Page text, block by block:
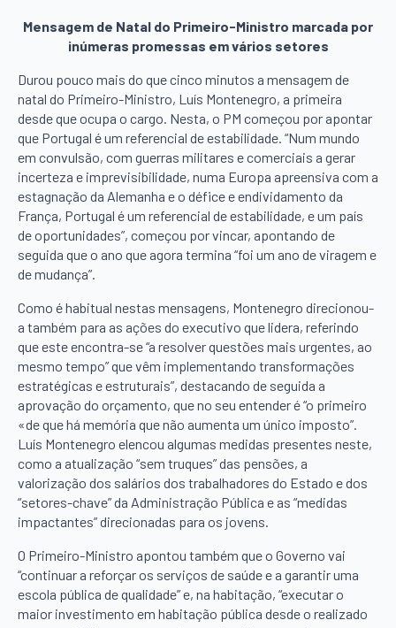
Mensagem de Natal do Primeiro-Ministro marcada por
inúmeras promessas em vários setores
Durou pouco mais do que cinco minutos a mensagem de
natal do Primeiro-Ministro, Luís Montenegro, a primeira
desde que ocupa o cargo. Nesta, o PM começou por apontar
que Portugal é um referencial de estabilidade. “Num mundo
em convulsão, com guerras militares e comerciais a gerar
incerteza e imprevisibilidade, numa Europa apreensiva com a
estagnação da Alemanha e o défice e endividamento da
França, Portugal é um referencial de estabilidade, e um país
de oportunidades”, começou por vincar, apontando de
seguida que o ano que agora termina “foi um ano de viragem e
de mudança”.
Como é habitual nestas mensagens, Montenegro direcionou-
a também para as ações do executivo que lidera, referindo
que este encontra-se “a resolver questões mais urgentes, ao
mesmo tempo” que vêm implementando transformações
estratégicas e estruturais”, destacando de seguida a
aprovação do orçamento, que no seu entender é “o primeiro
«de que há memória que não aumenta um único imposto”.
Luís Montenegro elencou algumas medidas presentes neste,
como a atualização “sem truques” das pensões, a
valorização dos salários dos trabalhadores do Estado e dos
“setores-chave” da Administração Pública e as “medidas
impactantes” direcionadas para os jovens.
O Primeiro-Ministro apontou também que o Governo vai
“continuar a reforçar os serviços de saúde e a garantir uma
escola pública de qualidade” e, na habitação, “executar o
maior investimento em habitação pública desde o realizado